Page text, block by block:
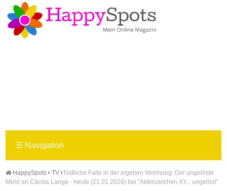
☰ Navigation
HappySpots TV Tödliche Falle in der eigenen Wohnung: Der ungelöste
Mord an Cäcilia Lange - heute (21.01.2026) bei "Aktenzeichen XY... ungelöst"